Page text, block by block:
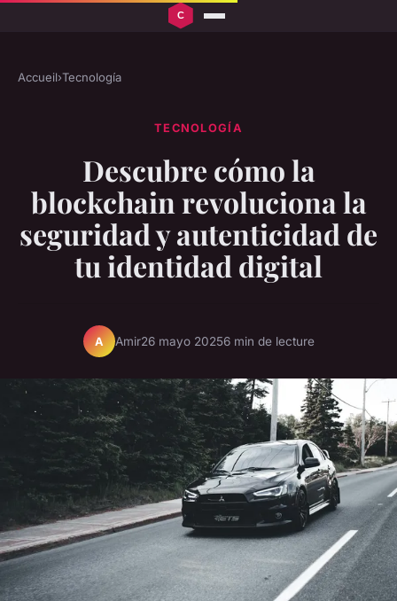
Accueil›Tecnología
TECNOLOGÍA
Descubre cómo la
blockchain revoluciona la
seguridad y autenticidad de
tu identidad digital
A Amir26 mayo 20256 min de lecture